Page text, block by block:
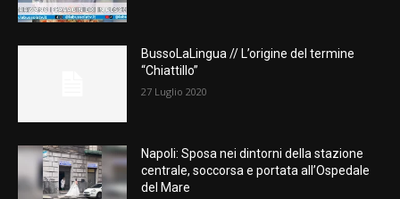
BussoLaLingua // L’origine del termine
“Chiattillo”
27 Luglio 2020
Napoli: Sposa nei dintorni della stazione
centrale, soccorsa e portata all’Ospedale
del Mare